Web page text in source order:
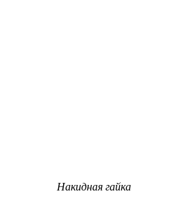
Накидная гайка